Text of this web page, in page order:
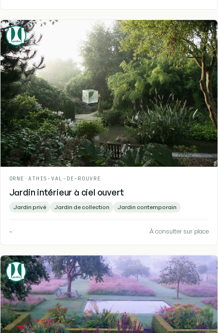
ORNE - ATHIS-VAL-DE-ROUVRE
Jardin intérieur à ciel ouvert
Jardin privé Jardin de collection Jardin contemporain
- À consulter sur place